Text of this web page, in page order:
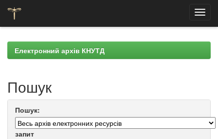
navigationЕлектронний архів КНУТД
Пошук
Пошук:
запит